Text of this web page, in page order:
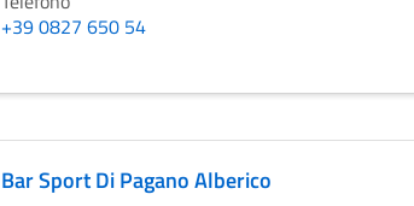
+39 0827 650 54
Bar Sport Di Pagano Alberico